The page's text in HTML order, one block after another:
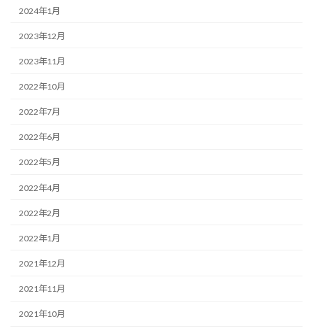
2024年1月
2023年12月
2023年11月
2022年10月
2022年7月
2022年6月
2022年5月
2022年4月
2022年2月
2022年1月
2021年12月
2021年11月
2021年10月